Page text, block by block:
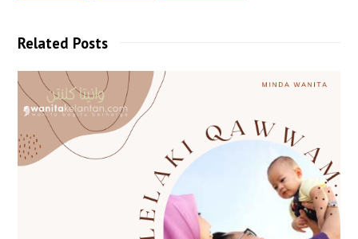
Related Posts